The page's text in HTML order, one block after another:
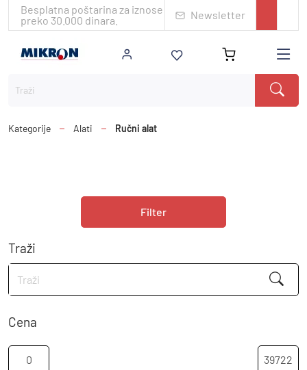
Besplatna poštarina za iznose
preko 30.000 dinara.
Newsletter
Kategorije Alati Ručni alat
Filter
Traži
Cena